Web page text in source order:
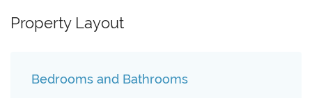
Property Layout
Bedrooms and Bathrooms